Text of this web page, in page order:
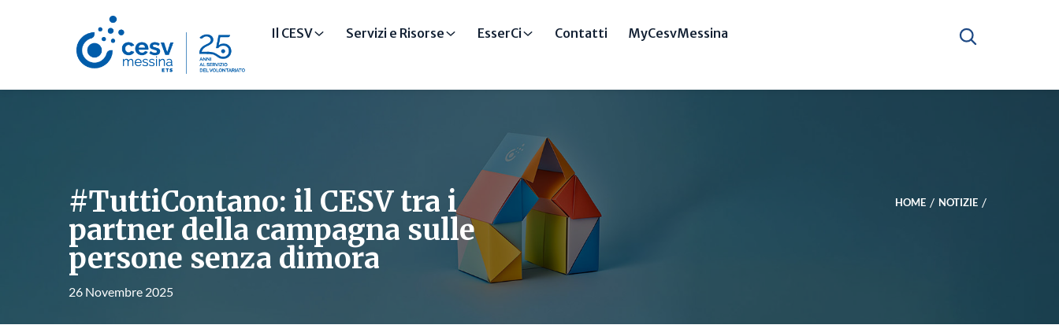
Il CESV Servizi e Risorse EsserCi Contatti MyCesvMessina
#TuttiContano: il CESV tra i
partner della campagna sulle
persone senza dimora
26 Novembre 2025
HOME NOTIZIE